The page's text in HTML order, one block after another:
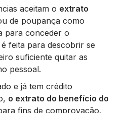
aceitam o extrato
de poupança como
para conceder o
feita para descobrir se
suficiente quitar as
pessoal.
e já tem crédito
o extrato do benefício do
fins de comprovação.